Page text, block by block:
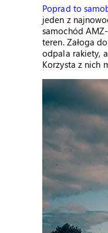
Poprad to
jeden z
samochód
teren. Załoga
odpala rakiety,
Korzysta z nich